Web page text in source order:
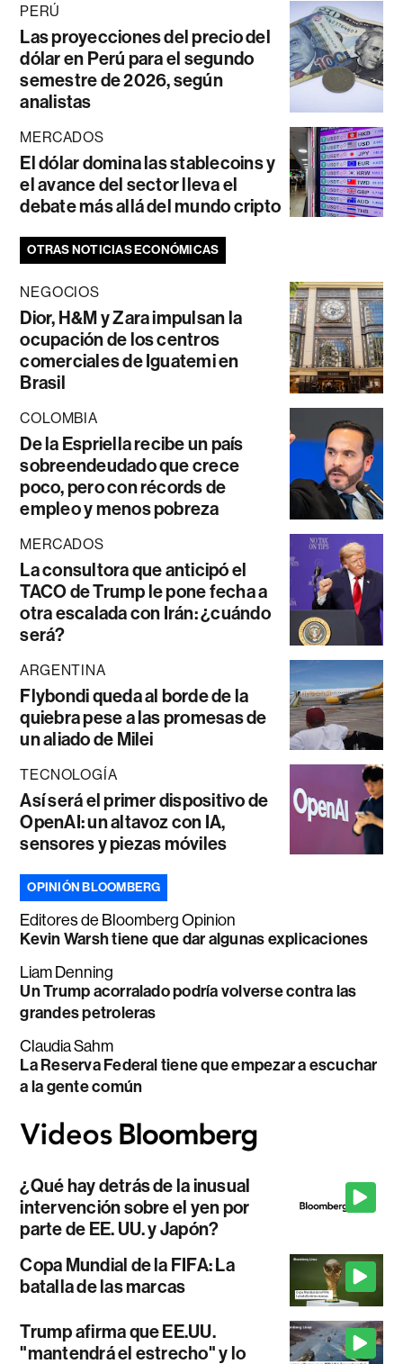
PERÚ
Las proyecciones del precio del
dólar en Perú para el segundo
semestre de 2026, según
analistas
MERCADOS
El dólar domina las stablecoins y
el avance del sector lleva el
debate más allá del mundo cripto
OTRAS NOTICIAS ECONÓMICAS
NEGOCIOS
Dior, H&M y Zara impulsan la
ocupación de los centros
comerciales de Iguatemi en
Brasil
COLOMBIA
De la Espriella recibe un país
sobreendeudado que crece
poco, pero con récords de
empleo y menos pobreza
MERCADOS
La consultora que anticipó el
TACO de Trump le pone fecha a
otra escalada con Irán: ¿cuándo
será?
ARGENTINA
Flybondi queda al borde de la
quiebra pese a las promesas de
un aliado de Milei
TECNOLOGÍA
Así será el primer dispositivo de
OpenAI: un altavoz con IA,
sensores y piezas móviles
OPINIÓN BLOOMBERG
Editores de Bloomberg Opinion
Kevin Warsh tiene que dar algunas explicaciones
Liam Denning
Un Trump acorralado podría volverse contra las
grandes petroleras
Claudia Sahm
La Reserva Federal tiene que empezar a escuchar
a la gente común
¿Qué hay detrás de la inusual
intervención sobre el yen por
parte de EE. UU. y Japón?
Copa Mundial de la FIFA: La
batalla de las marcas
Trump afirma que EE.UU.
"mantendrá el estrecho" y lo